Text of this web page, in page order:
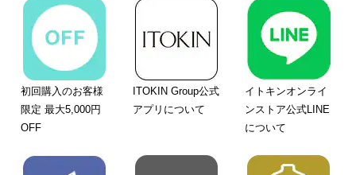
初回購入のお客様
限定 最大5,000円
OFF
ITOKIN Group公式
アプリについて
イトキンオンライ
ンストア公式LINE
について